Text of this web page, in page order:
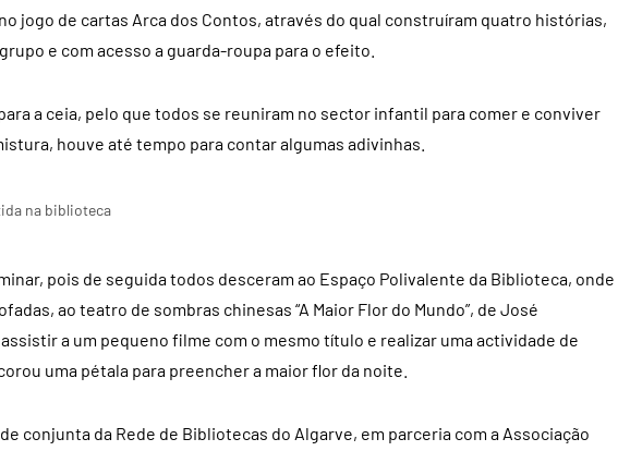
jogo de cartas Arca dos Contos, através do qual construíram quatro histórias,
e com acesso a guarda-roupa para o efeito.
a ceia, pelo que todos se reuniram no sector infantil para comer e conviver
houve até tempo para contar algumas adivinhas.
na biblioteca
pois de seguida todos desceram ao Espaço Polivalente da Biblioteca, onde
ao teatro de sombras chinesas “A Maior Flor do Mundo”, de José
a um pequeno filme com o mesmo título e realizar uma actividade de
uma pétala para preencher a maior flor da noite.
conjunta da Rede de Bibliotecas do Algarve, em parceria com a Associação